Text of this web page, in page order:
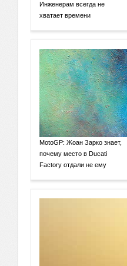
Инженерам всегда не
хватает времени
MotoGP: Жоан Зарко знает,
почему место в Ducati
Factory отдали не ему